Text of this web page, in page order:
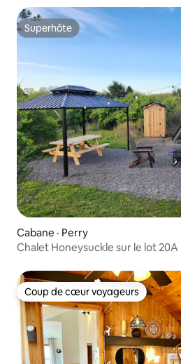
Superhôte
Superhôte
Cabane · Perry
Chalet Honeysuckle sur le lot
Coup de cœur voyageurs
Coup de cœur voyageurs